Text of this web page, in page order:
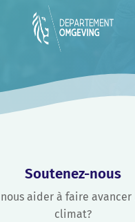
Soutenez-nous
nous aider à faire
climat?